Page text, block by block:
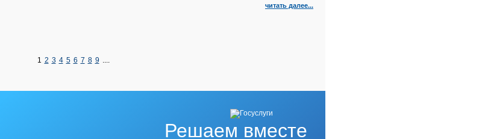
читать далее...
1 2 3 4 5 6 7 8 9 ....
Решаем вместе